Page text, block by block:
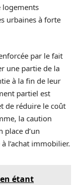
logements
urbaines à forte
par le fait
une partie de la
à la fin de leur
partiel est
de réduire le coût
la caution
d’un
l’achat immobilier.
étant